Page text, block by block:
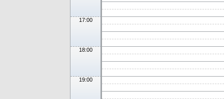
17:00
18:00
19:00